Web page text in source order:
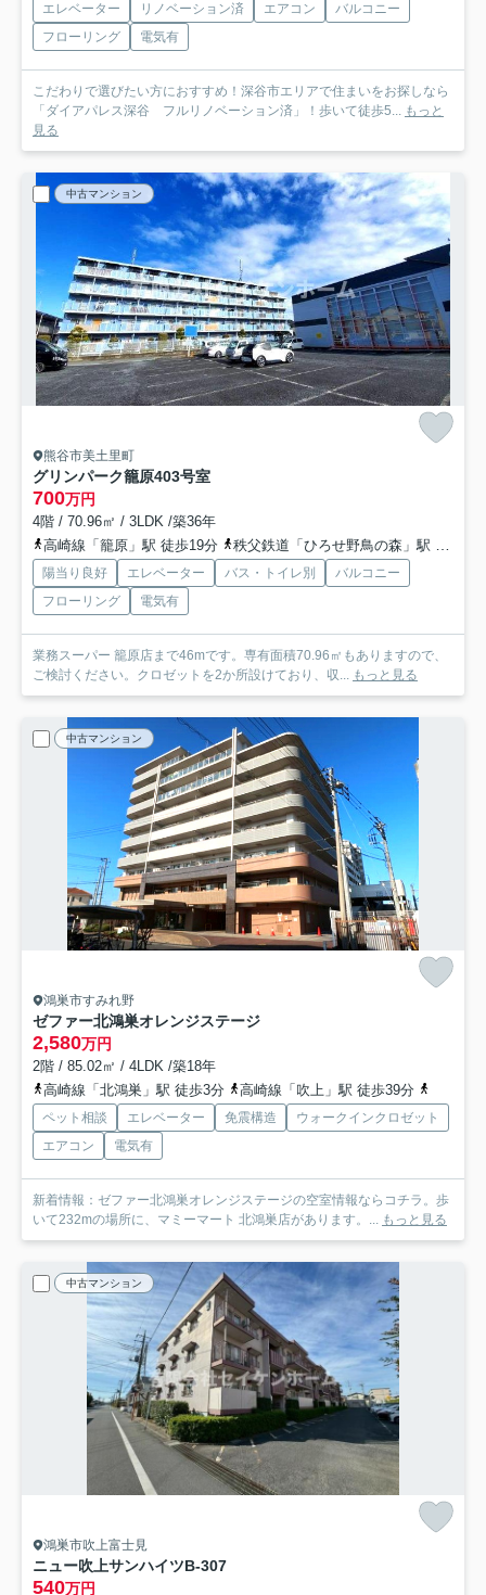
エレベーター リノベーション済 エアコン
バルコニー
フローリング
電気有
こだわりで選びたい方におすすめ！深谷市エリアで住まいをお探しなら
「ダイアパレス深谷 フルリノベーション済」！歩いて徒歩5... もっと
見る
中古マンション
熊谷市美土里町
グリンパーク籠原403号室
700万円
4階 / 70.96㎡ / 3LDK /築36年
高崎線「籠原」駅 徒歩19分
秩父鉄道「ひろせ野鳥の森」駅 徒歩64分
陽当り良好 エレベーター バス・トイレ別
バルコニー
フローリング
電気有
業務スーパー 籠原店まで46mです。専有面積70.96㎡もありますので、
ご検討ください。クロゼットを2か所設けており、収... もっと見る
中古マンション
鴻巣市すみれ野
ゼファー北鴻巣オレンジステージ
2,580万円
2階 / 85.02㎡ / 4LDK /築18年
高崎線「北鴻巣」駅 徒歩3分
高崎線「吹上」駅 徒歩39分
ペット相談 エレベーター 免震構造
ウォークインクロゼット
エアコン
電気有
新着情報：ゼファー北鴻巣オレンジステージの空室情報ならコチラ。歩
いて232mの場所に、マミーマート 北鴻巣店があります。... もっと見る
中古マンション
鴻巣市吹上富士見
ニュー吹上サンハイツB-307
540万円